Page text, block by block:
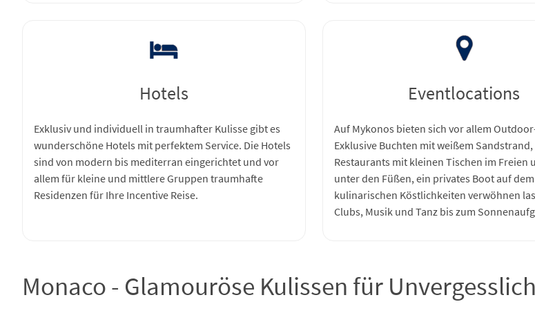
Hotels
Exklusiv und individuell in traumhafter Kulisse gibt es
wunderschöne Hotels mit perfektem Service. Die Hotels
sind von modern bis mediterran eingerichtet und vor
allem für kleine und mittlere Gruppen traumhafte
Residenzen für Ihre Incentive Reise.
Eventlocations
Auf Mykonos bieten sich vor allem
Exklusive Buchten mit weißem
Restaurants mit kleinen Tischen im Freien
unter den Füßen, ein privates Boot auf
kulinarischen Köstlichkeiten verwöhnen
Clubs, Musik und Tanz bis zum
Monaco - Glamouröse Kulissen für